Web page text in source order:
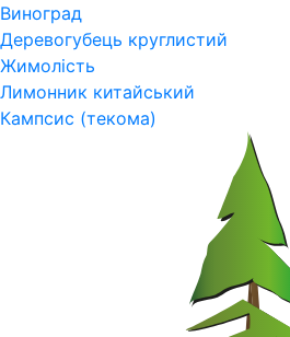
Виноград
Деревогубець круглистий
Жимолість
Лимонник китайський
Кампсис (текома)